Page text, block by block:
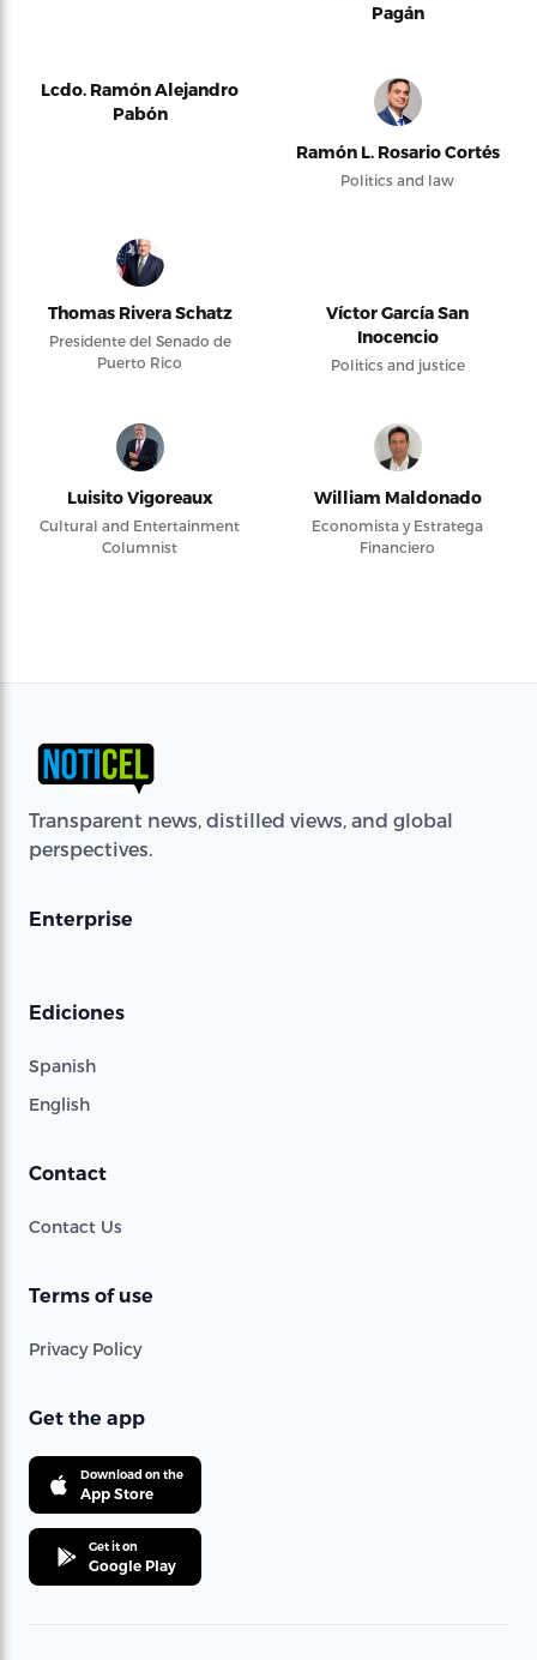
Pagán
Lcdo. Ramón Alejandro
Pabón
Ramón L. Rosario Cortés
Politics and law
Thomas Rivera Schatz
Presidente del Senado de
Puerto Rico
Víctor García San
Inocencio
Politics and justice
Luisito Vigoreaux
Cultural and Entertainment
Columnist
William Maldonado
Economista y Estratega
Financiero
Transparent news, distilled views, and global
perspectives.
Enterprise
Ediciones
Spanish
English
Contact
Contact Us
Terms of use
Privacy Policy
Get the app
Download on the
App Store
Get it on
Google Play